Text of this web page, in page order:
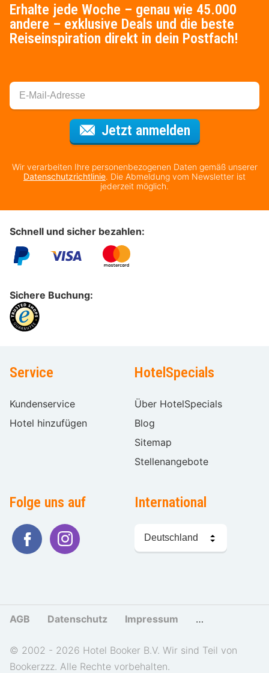
Erhalte jede Woche – genau wie 45.000
andere – exklusive Deals und die beste
Reiseinspiration direkt in dein Postfach!
Jetzt anmeldenFür den
Wir verarbeiten Ihre personenbezogenen Daten gemäß unserer
Datenschutzrichtlinie. Die Abmeldung vom Newsletter ist
jederzeit möglich.
Schnell und sicher bezahlen:
Sichere Buchung:
Service
Kundenservice
Hotel hinzufügen
HotelSpecials
Über HotelSpecials
Blog
Sitemap
Stellenangebote
Folge uns auf International
wählen
AGB Datenschutz Impressum Cookies und
© 2002 - 2026 Hotel Booker B.V. Wir sind Teil von
Bookerzzz. Alle Rechte vorbehalten.